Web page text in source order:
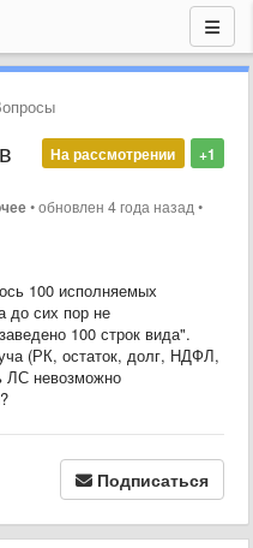
+1
На рассмотрении
•обновлен4 года назад •
100 исполняемых
до сих пор не
100 строк вида".
(РК, остаток, долг, НДФЛ,
ЛС невозможно
Подписаться